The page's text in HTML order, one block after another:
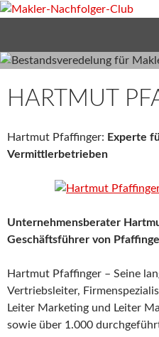
Zum
HARTMUT
Hartmut Pfaffinger: Experte
Vermittlerbetrieben
Unternehmensberater
Geschäftsführer von
Hartmut Pfaffinger – Seine
Vertriebsleiter,
Leiter Marketing und Leiter
sowie über 1.000